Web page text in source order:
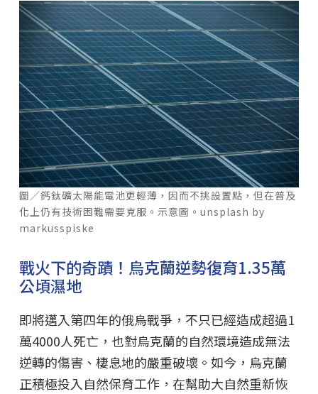
圖／鈣鈦礦太陽能電池更輕薄，因而不挑設置點，但在普及
化上仍有技術困難需要克服。示意圖。unsplash by
markusspiske
戰火下的奇蹟！烏克蘭逆勢復育1.35萬
公頃濕地
即將邁入第四年的俄烏戰爭，不只已經造成超過1
萬4000人死亡，也對烏克蘭的自然環境造成無法
逆轉的傷害、棲息地的嚴重破壞。如今，烏克蘭
正積極投入自然保育工作，在幫助大自然重新恢